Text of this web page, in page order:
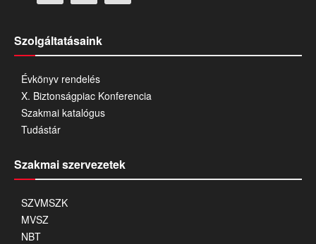
Szolgáltatásaink
Évkönyv rendelés
X. Biztonságpiac Konferencia
Szakmai katalógus
Tudástár
Szakmai szervezetek
SZVMSZK
MVSZ
NBT